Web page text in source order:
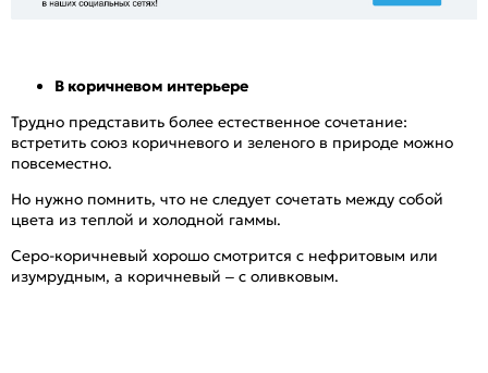
В коричневом интерьере
Трудно представить более естественное сочетание:
встретить союз коричневого и зеленого в природе можно
повсеместно.
Но нужно помнить, что не следует сочетать между собой
цвета из теплой и холодной гаммы.
Серо-коричневый хорошо смотрится с нефритовым или
изумрудным, а коричневый – с оливковым.